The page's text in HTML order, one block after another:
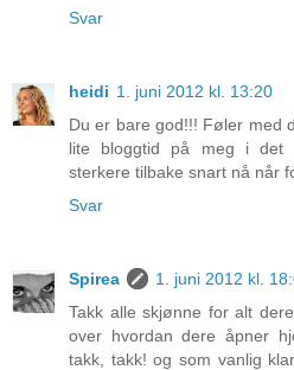
Svar
heidi 1. juni 2012 kl. 13:20
Du er bare god!!! Føler med
lite bloggtid på meg i det
sterkere tilbake snart nå når
Svar
Spirea
1. juni 2012 kl.
Takk alle skjønne for alt
over hvordan dere åpner
takk, takk! og som vanlig